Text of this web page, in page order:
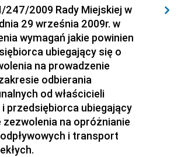
Wyższego Urzędu Górniczego
Prezesa Urzędu Transportu
Ministra Przedsiębiorczości i
Ministra Inwestycji i Rozwoju
Naczelnego Dyrektora Archiwów
Ministra Finansów, Inwestycji i
247/2009 Rady Miejskiej w
29 września 2009r. w
wymagań jakie powinien
ubiegający się o
na prowadzenie
odbierania
od właścicieli
przedsiębiorca ubiegający
zezwolenia na opróżnianie
i transport